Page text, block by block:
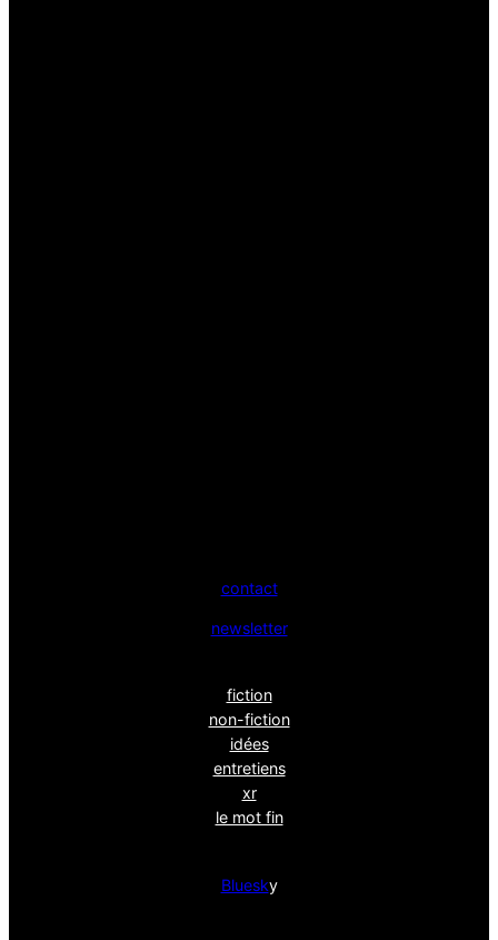
contact
newsletter
fiction
non-fiction
idées
entretiens
xr
le mot fin
Bluesky